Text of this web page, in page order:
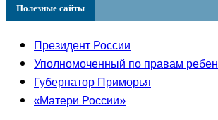
Полезные сайты
Президент России
Уполномоченный по правам
Губернатор Приморья
«Матери России»